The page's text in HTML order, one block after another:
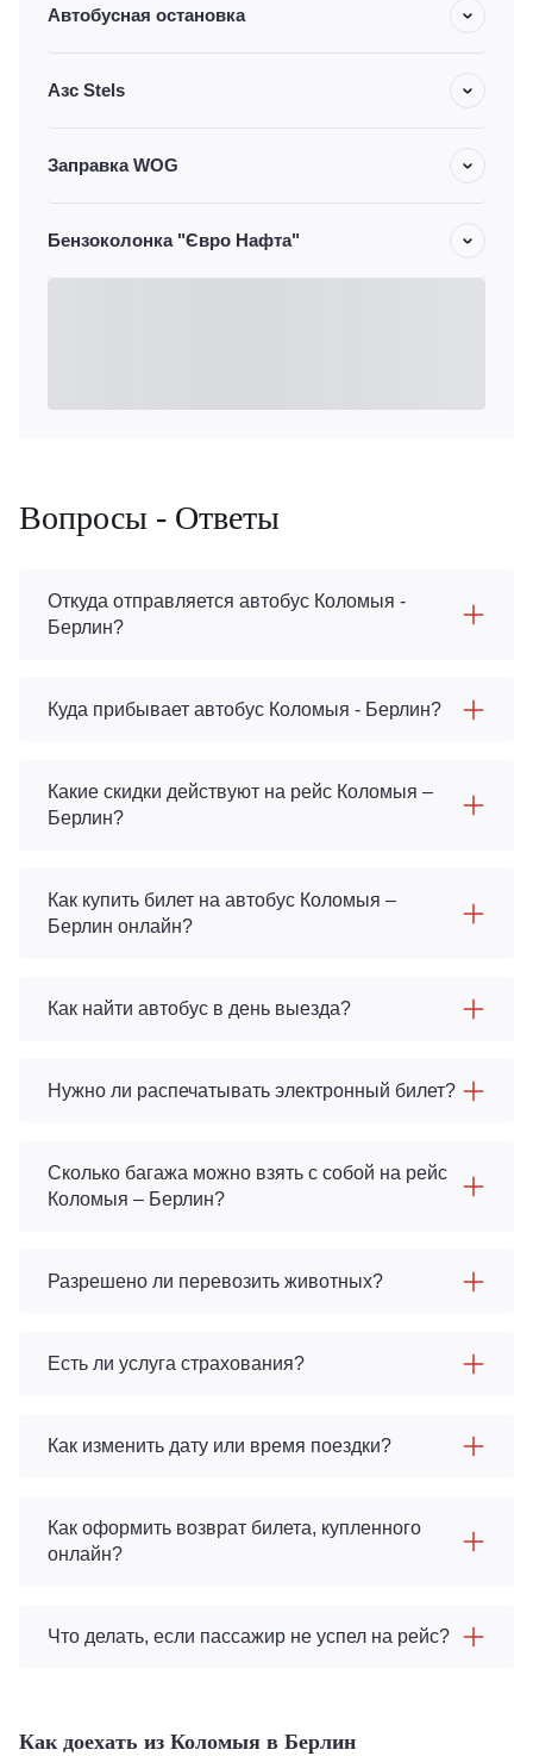
Автобусная остановка
Азс Stels
Заправка WOG
Бензоколонка "Євро Нафта"
Вопросы - Ответы
Откуда отправляется автобус Коломыя -
Берлин?
Куда прибывает автобус Коломыя - Берлин?
Какие скидки действуют на рейс Коломыя –
Берлин?
Как купить билет на автобус Коломыя –
Берлин онлайн?
Как найти автобус в день выезда?
Нужно ли распечатывать электронный билет?
Сколько багажа можно взять с собой на рейс
Коломыя – Берлин?
Разрешено ли перевозить животных?
Есть ли услуга страхования?
Как изменить дату или время поездки?
Как оформить возврат билета, купленного
онлайн?
Что делать, если пассажир не успел на рейс?
Как доехать из Коломыя в Берлин